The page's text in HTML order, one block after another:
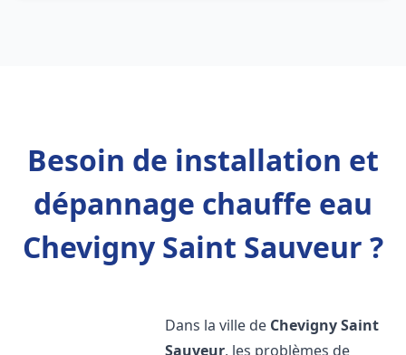
Besoin de installation et
dépannage chauffe eau
Chevigny Saint Sauveur ?
Dans la ville de Chevigny Saint
Sauveur, les problèmes de